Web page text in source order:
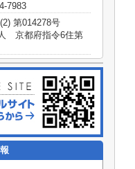
7983
第014278号
京都府指令6住第